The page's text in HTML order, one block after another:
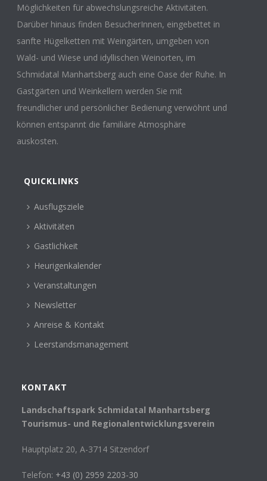
Möglichkeiten für abwechslungsreiche Aktivitäten.
Darüber hinaus finden BesucherInnen, eingebettet in
sanfte Hügelketten mit Weingärten, umgeben von
Wald- und Wiese und idyllischen Weinorten, im
Schmidatal Manhartsberg auch eine Oase der Ruhe. In
Gastgärten und Weinkellern werden Sie mit
freundlicher und persönlicher Bedienung verwöhnt und
können entspannt die familiäre Atmosphäre
auskosten.
QUICKLINKS
Ausflugsziele
Aktivitäten
Gastlichkeit
Heurigenkalender
Veranstaltungen
Newsletter
Anreise & Kontakt
Leerstandsmanagement
KONTAKT
Landschaftspark Schmidatal Manhartsberg
Tourismus- und Regionalentwicklungsverein
Hauptplatz 20, A-3714 Sitzendorf
Telefon: +43 (0) 2959 2203-30